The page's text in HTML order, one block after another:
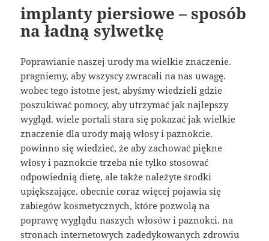
implanty piersiowe – sposób
na ładną sylwetkę
Poprawianie naszej urody ma wielkie znaczenie.
pragniemy, aby wszyscy zwracali na nas uwagę.
wobec tego istotne jest, abyśmy wiedzieli gdzie
poszukiwać pomocy, aby utrzymać jak najlepszy
wygląd. wiele portali stara się pokazać jak wielkie
znaczenie dla urody mają włosy i paznokcie.
powinno się wiedzieć, że aby zachować piękne
włosy i paznokcie trzeba nie tylko stosować
odpowiednią dietę, ale także należyte środki
upiększające. obecnie coraz więcej pojawia się
zabiegów kosmetycznych, które pozwolą na
poprawę wyglądu naszych włosów i paznokci. na
stronach internetowych zadedykowanych zdrowiu